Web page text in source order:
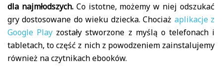
dla najmłodszych.Co istotne, możemy w niej odszukać
gry dostosowane do wieku dziecka. Chociaż aplikacje z
Google Play zostały stworzone z myślą o telefonach i
tabletach, to część z nich z powodzeniem zainstalujemy
również na czytnikach ebooków.